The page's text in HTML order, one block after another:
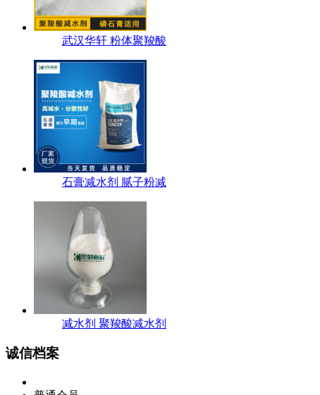
武汉华轩 粉体聚羧酸
石膏减水剂 腻子粉减
减水剂 聚羧酸减水剂
诚信档案